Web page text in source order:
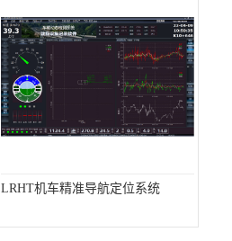
LRHT机车精准导航定位系统